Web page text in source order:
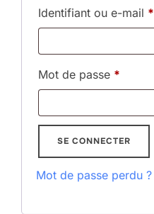
Identifiant ou e-mail *
Mot de passe *
SE CONNECTER
Mot de passe perdu ?